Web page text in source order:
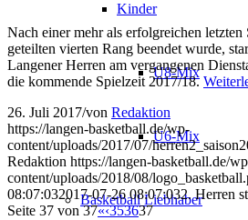
Kinder
U8-Mix
U6-Mix
Basketball Liebhaber
Nach einer mehr als erfolgreichen letzten
geteilten vierten Rang beendet wurde,
Langener Herren am vergangenen
die kommende Spielzeit 2017/18.
26. Juli 2017/von Redaktion
https://langen-basketball.de/wp-
content/uploads/2017/07/
Redaktion https://langen-basketball.de/
content/uploads/2018/08/
08:07:032017-07-26 08:07:032. Herren
Seite 37 von 37«‹353637